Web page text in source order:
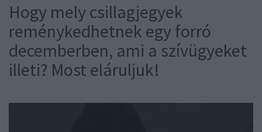
Hogy mely csillagjegyek
reménykedhetnek egy forró
decemberben, ami a szívügyeket
illeti? Most eláruljuk!